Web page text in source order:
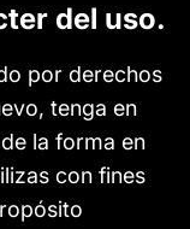
del uso.
por derechos
tenga en
la forma en
con fines